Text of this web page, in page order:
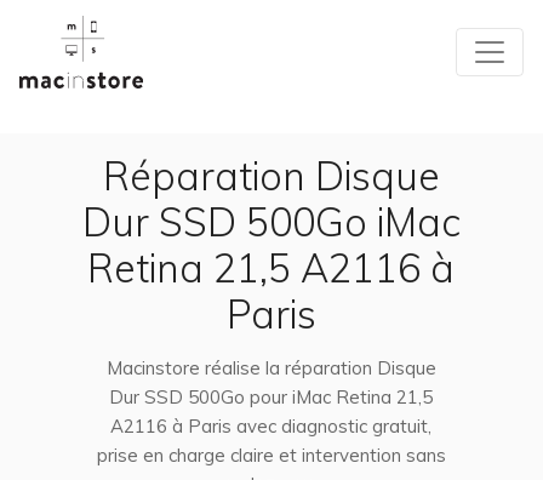
Réparation Disque
Dur SSD 500Go iMac
Retina 21,5 A2116 à
Paris
Macinstore réalise la réparation Disque
Dur SSD 500Go pour iMac Retina 21,5
A2116 à Paris avec diagnostic gratuit,
prise en charge claire et intervention sans